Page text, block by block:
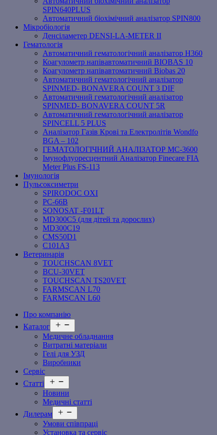
SPIN640PLUS
Автоматичний біохімічний аналізатор SPIN800
Мікробіологія
Денсіламетер DENSI-LA-METER ІІ
Гематологія
Автоматичний гематологічний аналізатор Н360
Коагулометр напівавтоматичний BIOBAS 10
Коагулометр напівавтоматичний Biobas 20
Автоматичний гематологічний аналізатор
SPINMED- BONAVERA COUNT 3 DIF
Автоматичний гематологічний аналізатор
SPINMED- BONAVERA COUNT 5R
Автоматичний гематологічний аналізатор
SPINCELL 5 PLUS
Аналізатор Газів Крові та Електролітів Wondfo
BGA – 102
ГЕМАТОЛОГІЧНИЙ АНАЛІЗАТОР MC-3600
Імунофлуоресцентний Аналізатор Finecare FIA
Meter Plus FS-113
Імунологія
Пульсоксиметри
SPIRODOC OXI
PC-66B
SONOSAT -F01LT
MD300C5 (для дітей та дорослих)
MD300C19
СMS50D1
С101A3
Ветеринарія
TOUCHSCAN 8VET
BCU-30VET
TOUCHSCAN TS20VET
FARMSCAN L70
FARMSCAN L60
Про компанію
Каталог
меню
Медичне обладнання
Витратні матеріали
Гелі для УЗД
Виробники
Сервіс
Статті
меню
Новини
Медичні статті
Дилерам
меню
Умови співпраці
Установка та сервіс